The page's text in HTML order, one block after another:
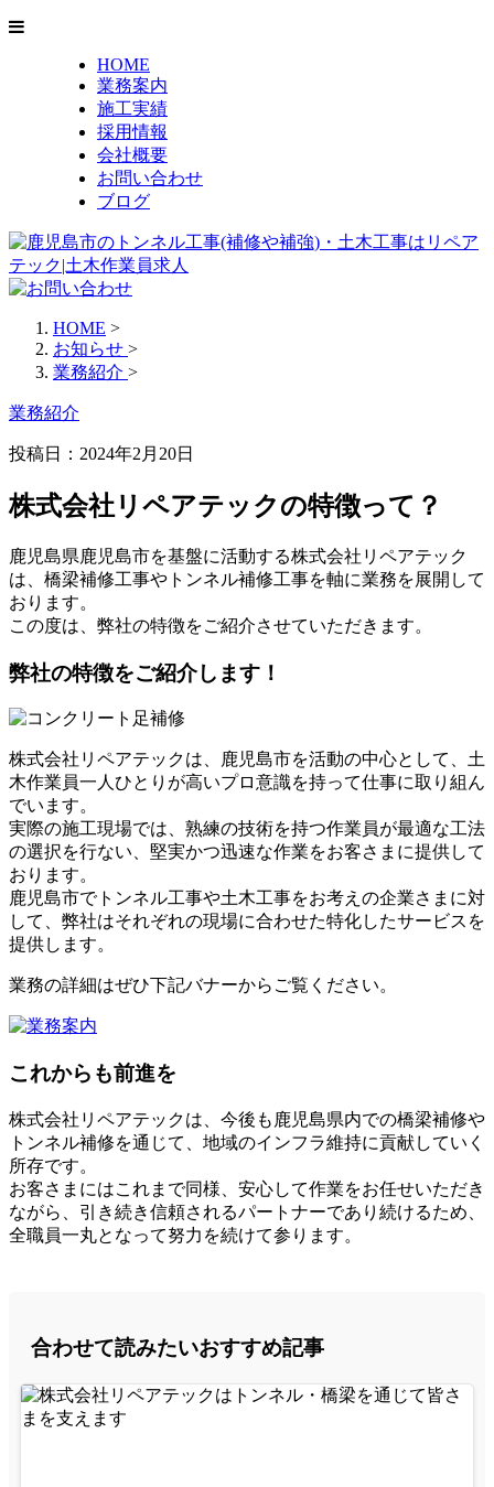
HOME
業務案内
施工実績
採用情報
会社概要
お問い合わせ
ブログ
HOME >
お知らせ >
業務紹介 >
業務紹介
投稿日：2024年2月20日
株式会社リペアテックの特徴って？
鹿児島県鹿児島市を基盤に活動する株式会社リペアテック
は、橋梁補修工事やトンネル補修工事を軸に業務を展開して
おります。
この度は、弊社の特徴をご紹介させていただきます。
弊社の特徴をご紹介します！
株式会社リペアテックは、鹿児島市を活動の中心として、土
木作業員一人ひとりが高いプロ意識を持って仕事に取り組ん
でいます。
実際の施工現場では、熟練の技術を持つ作業員が最適な工法
の選択を行ない、堅実かつ迅速な作業をお客さまに提供して
おります。
鹿児島市でトンネル工事や土木工事をお考えの企業さまに対
して、弊社はそれぞれの現場に合わせた特化したサービスを
提供します。
業務の詳細はぜひ下記バナーからご覧ください。
これからも前進を
株式会社リペアテックは、今後も鹿児島県内での橋梁補修や
トンネル補修を通じて、地域のインフラ維持に貢献していく
所存です。
お客さまにはこれまで同様、安心して作業をお任せいただき
ながら、引き続き信頼されるパートナーであり続けるため、
全職員一丸となって努力を続けて参ります。
合わせて読みたいおすすめ記事